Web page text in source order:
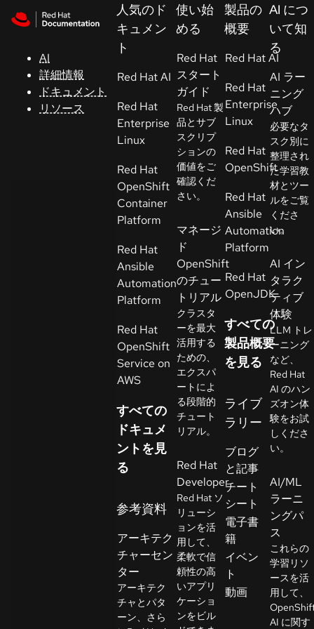
AI
詳細情報
ドキュメント
リソース
ト
コ
ン
ソ
ー
開
者
ト
ラ
イ
ア
ル
の
始
お
問
合
わ
言
語
の
選
択
人気のド
キュメン
ト
Red Hat AI
Red Hat
Enterprise
Linux
Red Hat
OpenShift
Container
Platform
Red Hat
Ansible
Automation
Platform
Red Hat
OpenShift
Service on
AWS
すべての
ドキュメ
ントを見
る
参考資料
アーキテク
チャーセン
ター
アーキテク
チャとパタ
ーン、さら
使い始
める
Red Hat
スタート
ガイド
Red Hat 製
品とサブ
スクリプ
ションの
価値をご
確認くだ
さい。
マネージ
ド
OpenShift
のチュー
トリアル
クラスタ
ーを最大
活用する
ための、
エクスパ
ートによ
る段階的
チュート
リアル。
Red Hat
Developer
Red Hat ソ
リューシ
ョンを活
用して、
柔軟で信
頼性の高
いアプリ
ケーショ
ンをビル
製品の
概要
Red Hat AI
Red Hat
Enterprise
Linux
Red Hat
OpenShift
Red Hat
Ansible
Automation
Platform
Red Hat
OpenJDK
すべての
製品概要
を見る
ライブ
ラリー
ブログ
と記事
チート
シート
電子書
籍
イベン
ト
動画
AI につ
いて知
る
AI ラー
ニング
ハブ
必要なタ
スク別に
整理され
た学習教
材とツー
ルをご覧
くださ
い。
AI イン
タラク
ティブ
体験
LLM トレ
ーニング
など、
Red Hat
AI のハン
ズオン体
験をお試
しくださ
い。
AI/ML
ラーニ
ングパ
ス
これらの
学習リソ
ースを活
用して、
AI に関す